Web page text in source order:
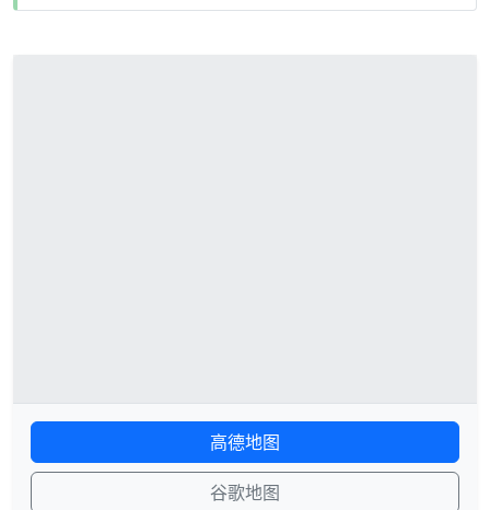
高德地图
谷歌地图